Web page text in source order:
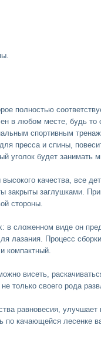
полностью
в любом месте, будь
спортивным
пресса и спины,
уголок будет занимать
качества, все
заглушками.
стороны.
в сложенном виде он
лазания. Процесс
компактный.
висеть,
только своего рода
равновесия,
по качающейся лесенке